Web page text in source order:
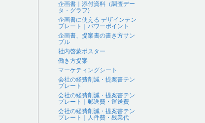
企画書｜添付資料（調査デー
タ・グラフ)
企画書に使える デザインテン
プレート｜パワーポイント
企画書、提案書の書き方サン
プル
社内啓蒙ポスター
働き方提案
マーケティングシート
会社の経費削減・提案書テン
プレート
会社の経費削減・提案書テン
プレート｜郵送費・運送費
会社の経費削減・提案書テン
プレート｜人件費・残業代